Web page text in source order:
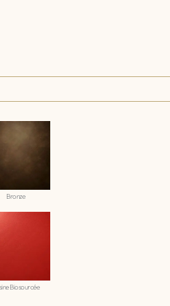
Bronze
Biosourcée